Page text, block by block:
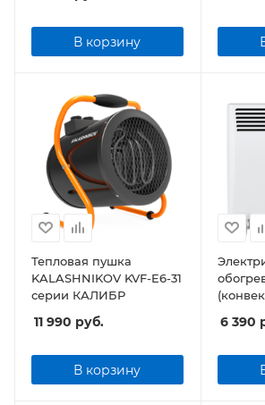
В корзину
Тепловая пушка
KALASHNIKOV KVF-E6-31
серии КАЛИБР
11 990 руб.
В корзину
E20M-
6 390